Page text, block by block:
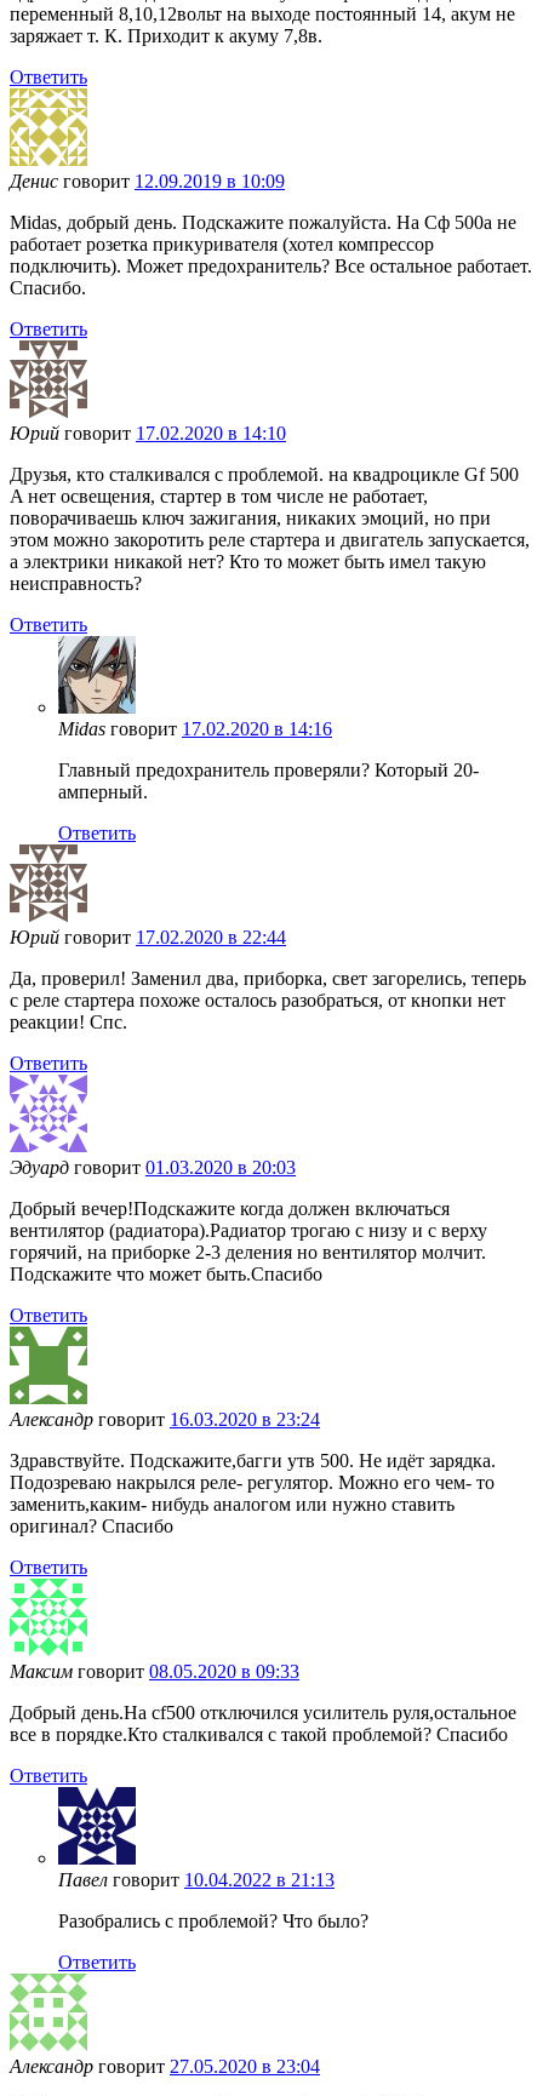
переменный 8,10,12вольт на выходе постоянный 14, акум не
заряжает т. К. Приходит к акуму 7,8в.
Ответить
Денис говорит 12.09.2019 в 10:09
Midas, добрый день. Подскажите пожалуйста. На Сф 500а не
работает розетка прикуривателя (хотел компрессор
подключить). Может предохранитель? Все остальное работает.
Спасибо.
Ответить
Юрий говорит 17.02.2020 в 14:10
Друзья, кто сталкивался с проблемой. на квадроцикле Gf 500
A нет освещения, стартер в том числе не работает,
поворачиваешь ключ зажигания, никаких эмоций, но при
этом можно закоротить реле стартера и двигатель запускается,
а электрики никакой нет? Кто то может быть имел такую
неисправность?
Ответить
Midas говорит 17.02.2020 в 14:16
Главный предохранитель проверяли? Который 20-
амперный.
Ответить
Юрий говорит 17.02.2020 в 22:44
Да, проверил! Заменил два, приборка, свет загорелись, теперь
с реле стартера похоже осталось разобраться, от кнопки нет
реакции! Спс.
Ответить
Эдуард говорит 01.03.2020 в 20:03
Добрый вечер!Подскажите когда должен включаться
вентилятор (радиатора).Радиатор трогаю с низу и с верху
горячий, на приборке 2-3 деления но вентилятор молчит.
Подскажите что может быть.Спасибо
Ответить
Александр говорит 16.03.2020 в 23:24
Здравствуйте. Подскажите,багги утв 500. Не идёт зарядка.
Подозреваю накрылся реле- регулятор. Можно его чем- то
заменить,каким- нибудь аналогом или нужно ставить
оригинал? Спасибо
Ответить
Максим говорит 08.05.2020 в 09:33
Добрый день.На cf500 отключился усилитель руля,остальное
все в порядке.Кто сталкивался с такой проблемой? Спасибо
Ответить
Павел говорит 10.04.2022 в 21:13
Разобрались с проблемой? Что было?
Ответить
Александр говорит 27.05.2020 в 23:04